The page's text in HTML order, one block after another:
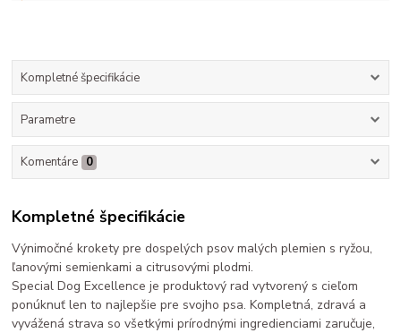
Kompletné špecifikácie
Parametre
Komentáre 0
Kompletné špecifikácie
Výnimočné krokety pre dospelých psov malých plemien s ryžou,
ľanovými semienkami a citrusovými plodmi.
Special Dog Excellence je produktový rad vytvorený s cieľom
ponúknuť len to najlepšie pre svojho psa. Kompletná, zdravá a
vyvážená strava so všetkými prírodnými ingredienciami zaručuje,